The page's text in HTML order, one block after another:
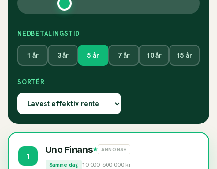
NEDBETALINGSTID
1 år 3år 5 år 7år 10år 15 år
SORTÉR
1
Uno Finans★ ANNONSE
Samme dag 10 000–600 000kr